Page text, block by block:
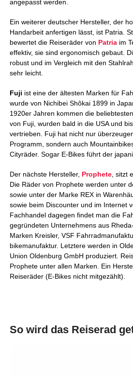
angepasst werden.
Ein weiterer deutscher Hersteller, der
Handarbeit anfertigen lässt, ist Patria.
bewertet die Reiseräder von Patria im
effektiv, sie sind ergonomisch gebaut.
robust und im Vergleich mit den
sehr leicht.
Fuji ist eine der ältesten Marken für
wurde von Nichibei Shôkai 1899 in
1920er Jahren kommen die
von Fuji, wurden bald in die USA und
vertrieben. Fuji hat nicht nur
Programm, sondern auch
Cityräder. Sogar E-Bikes führt der
Der nächste Hersteller, Prophete , sitzt
Die Räder von Prophete werden unter
sowie unter der Marke REX in
sowie beim Discounter und im Internet
Fachhandel dagegen findet man die
gegründeten Unternehmens aus
Marken Kreisler, VSF
bikemanufaktur. Letztere werden in
Union Oldenburg GmbH produziert.
Prophete unter allen Marken. Ein
Reiseräder (E-Bikes nicht mitgezählt).
So wird das Reiserad